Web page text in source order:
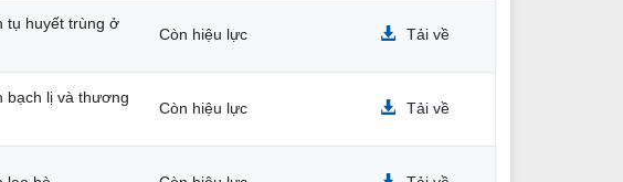
tụ huyết trùng ở
Còn hiệu lực Tải về
bạch lị và thương
Còn hiệu lực Tải về